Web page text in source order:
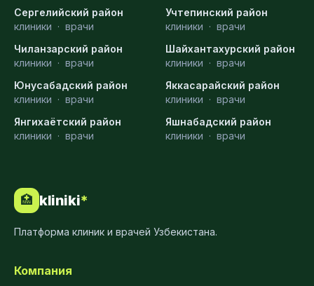
Сергелийский район
клиники · врачи
Учтепинский район
клиники · врачи
Чиланзарский район
клиники · врачи
Шайхантахурский район
клиники · врачи
Юнусабадский район
клиники · врачи
Яккасарайский район
клиники · врачи
Янгихаётский район
клиники · врачи
Яшнабадский район
клиники · врачи
🏥 kliniki*
Платформа клиник и врачей Узбекистана.
Компания